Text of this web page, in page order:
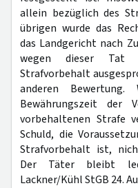
allein bezüglich des
übrigen wurde das
das Landgericht nach
wegen dieser Tat
Strafvorbehalt
anderen
Bewährungszeit der
vorbehaltenen Strafe
Schuld, die
Strafvorbehalt ist,
Der Täter bleibt
Lackner/Kühl StGB 24.